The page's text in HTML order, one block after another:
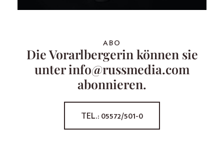
ABO
Die Vorarlbergerin können sie
unter info@russmedia.com
abonnieren.
TEL.: 05572/501-0